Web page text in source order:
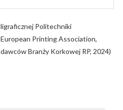
Politechniki
Printing Association,
Branży Korkowej RP, 2024)